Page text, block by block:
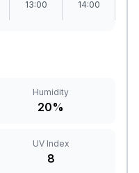
13:00 14:00
Humidity
20%
UV Index
8